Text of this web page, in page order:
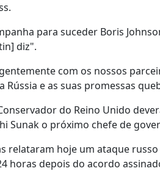
para suceder Boris
diz".
com os nossos
Rússia e as suas promessas
do Reino Unido
Sunak o próximo chefe de
relataram hoje um ataque
horas depois do acordo